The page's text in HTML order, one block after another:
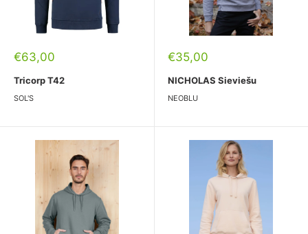
Pārdošanas
€63,00
Tricorp T42
SOL'S
Pārdošanas
€35,00
NICHOLAS Sieviešu
NEOBLU